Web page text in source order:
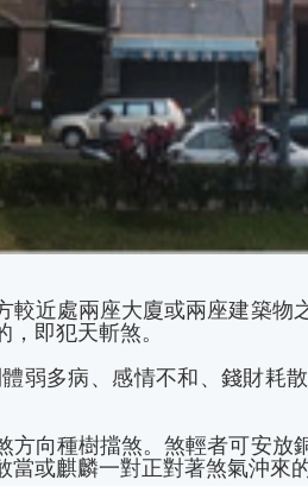
較近處兩座大廈或兩座建築物
即犯天斬煞。
體弱多病、感情不和、錢財耗
方向種樹擋煞。煞輕者可安
當或麒麟一對正對著煞氣沖來